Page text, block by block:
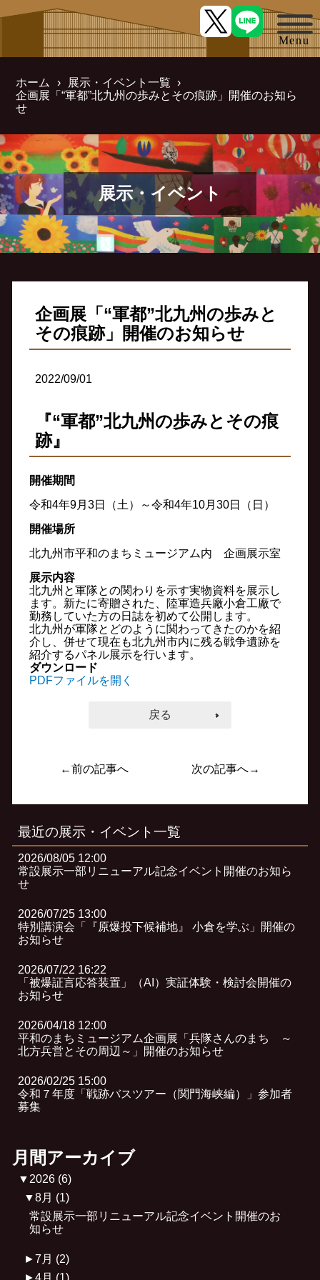
ホーム
展示・イベント一覧
企画展「“軍都”北九州の歩みとその痕跡」開催のお知ら
せ
展示・イベント
企画展「“軍都”北九州の歩みと
その痕跡」開催のお知らせ
2022/09/01
『“軍都”北九州の歩みとその痕
跡』
開催期間
令和4年9月3日（土）～令和4年10月30日（日）
開催場所
北九州市平和のまちミュージアム内 企画展示室
展示内容
北九州と軍隊との関わりを示す実物資料を展示し
ます。新たに寄贈された、陸軍造兵廠小倉工廠で
勤務していた方の日誌を初めて公開します。
北九州が軍隊とどのように関わってきたのかを紹
介し、併せて現在も北九州市内に残る戦争遺跡を
紹介するパネル展示を行います。
ダウンロード
PDFファイルを開く
戻る
←前の記事へ 次の記事へ→
最近の展示・イベント一覧
2026/08/05 12:00
常設展示一部リニューアル記念イベント開催のお知ら
せ
2026/07/25 13:00
特別講演会「『原爆投下候補地』 小倉を学ぶ」開催の
お知らせ
2026/07/22 16:22
「被爆証言応答装置」（AI）実証体験・検討会開催の
お知らせ
2026/04/18 12:00
平和のまちミュージアム企画展「兵隊さんのまち ～
北方兵営とその周辺～」開催のお知らせ
2026/02/25 15:00
令和７年度「戦跡バスツアー（関門海峡編）」参加者
募集
月間アーカイブ
▼ 2026 (6)
▼8月 (1)
常設展示一部リニューアル記念イベント開催のお
知らせ
►7月 (2)
►4月 (1)